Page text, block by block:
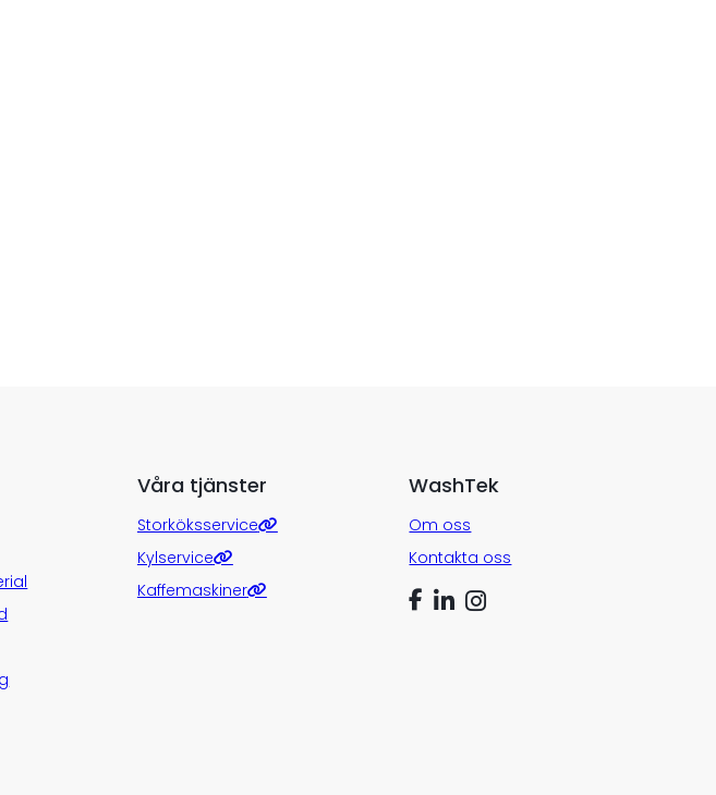
Våra tjänster
Storköksservice
Kylservice
Kaffemaskiner
WashTek
Om oss
Kontakta oss